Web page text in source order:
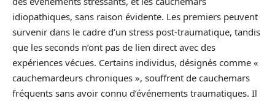
idiopathiques, sans raison évidente. Les premiers peuvent
survenir dans le cadre d’un stress post-traumatique, tandis
que les seconds n’ont pas de lien direct avec des
expériences vécues. Certains individus, désignés comme «
cauchemardeurs chroniques », souffrent de cauchemars
fréquents sans avoir connu d’événements traumatiques. Il